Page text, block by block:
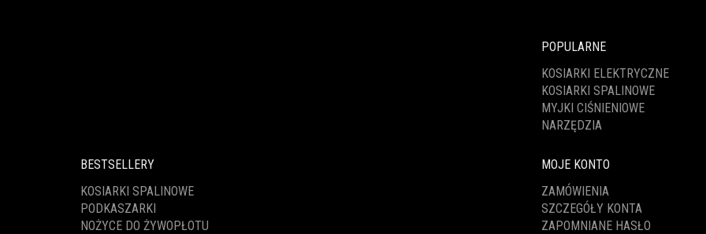
POPULARNE
KOSIARKI ELEKTRYCZNE
KOSIARKI SPALINOWE
MYJKI CIŚNIENIOWE
NARZĘDZIA
BESTSELLERY
KOSIARKI SPALINOWE
PODKASZARKI
NOŻYCE DO ŻYWOPŁOTU
MOJE KONTO
ZAMÓWIENIA
SZCZEGÓŁY KONTA
ZAPOMNIANE HASŁO